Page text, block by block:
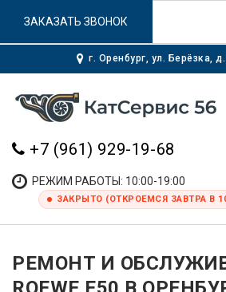
г. Оренбург, ул. Берёзка,
+7 (961) 929-19-68
РЕЖИМ РАБОТЫ: 10:00-19:00
ЗАКРЫТО (ОТКРОЕМСЯ ЗАВТРА В
ЗАКАЗАТЬ ЗВОНОК
РЕМОНТ И